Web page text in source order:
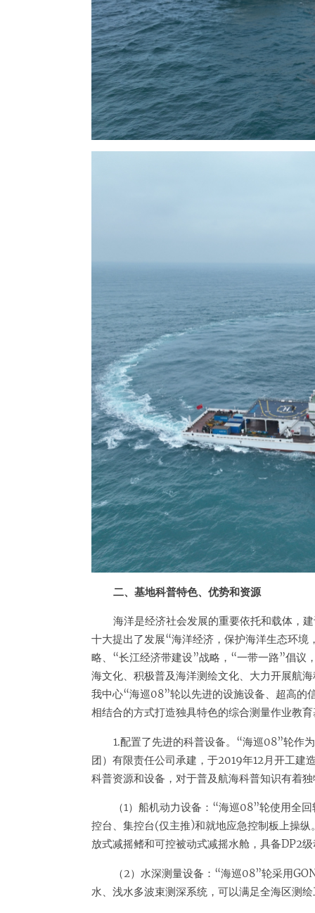
二、基地科普特色、优势和资源
海洋是经济社会发展的重要依托和载体，
十大提出了发展“海洋经济，保护海洋生态环
略、“长江经济带建设”战略，“一带一路”倡议
海文化、积极普及海洋测绘文化、大力开展航
我中心“海巡08”轮以先进的设施设备、超高的
相结合的方式打造独具特色的综合测量作业教
1.配置了先进的科普设备。“海巡08”轮作
团）有限责任公司承建，于2019年12月开工建
科普资源和设备，对于普及航海科普知识有着
（1）船机动力设备：“海巡08”轮使用全
控台、集控台(仅主推)和就地应急控制板上操
放式减摇鳍和可控被动式减摇水舱，具备DP2
（2）水深测量设备：“海巡08”轮采用
水、浅水多波束测深系统，可以满足全海区测